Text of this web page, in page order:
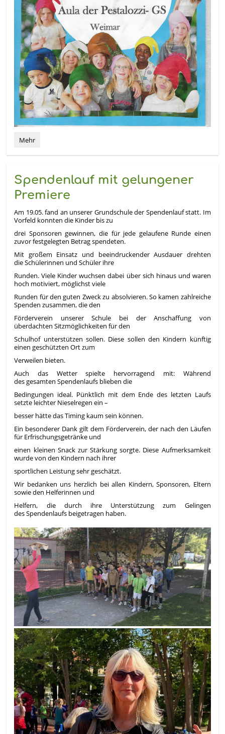
Aufführung
Theatergruppe:
Mehr
Spendenlauf mit gelungener
Premiere
Am 19.05. fand an unserer Grundschule der Spendenlauf statt. Im
Vorfeld konnten die Kinder bis zu
drei Sponsoren gewinnen, die für jede gelaufene Runde einen
zuvor festgelegten Betrag spendeten.
Mit großem Einsatz und beeindruckender Ausdauer drehten
die Schülerinnen und Schüler ihre
Runden. Viele Kinder wuchsen dabei über sich hinaus und waren
hoch motiviert, möglichst viele
Runden für den guten Zweck zu absolvieren. So kamen zahlreiche
Spenden zusammen, die den
Förderverein unserer Schule bei der Anschaffung von
überdachten Sitzmöglichkeiten für den
Schulhof unterstützen sollen. Diese sollen den Kindern künftig
einen geschützten Ort zum
Verweilen bieten.
Auch das Wetter spielte hervorragend mit: Während
des gesamten Spendenlaufs blieben die
Bedingungen ideal. Pünktlich mit dem Ende des letzten Laufs
setzte leichter Nieselregen ein –
besser hätte das Timing kaum sein können.
Ein besonderer Dank gilt dem Förderverein, der nach den Läufen
für Erfrischungsgetränke und
einen kleinen Snack zur Stärkung sorgte. Diese Aufmerksamkeit
wurde von den Kindern nach ihrer
sportlichen Leistung sehr geschätzt.
Wir bedanken uns herzlich bei allen Kindern, Sponsoren, Eltern
sowie den Helferinnen und
Helfern, die durch ihre Unterstützung zum Gelingen
des Spendenlaufs beigetragen haben.